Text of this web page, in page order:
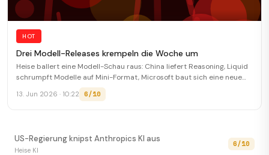
HOT
Drei Modell-Releases krempeln die Woche um
Heise ballert eine Modell-Schau raus: China liefert Reasoning, Liquid
schrumpft Modelle auf Mini-Format, Microsoft baut sich eine neue
Welt. Alles parallel, alles diese Woche.
13. Jun 2026 · 10:22 6/10
US-Regierung knipst Anthropics KI aus
Heise KI
6/10